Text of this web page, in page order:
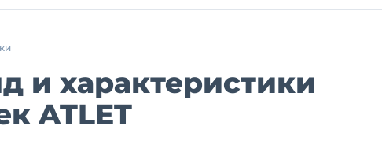
и характеристики
ATLET